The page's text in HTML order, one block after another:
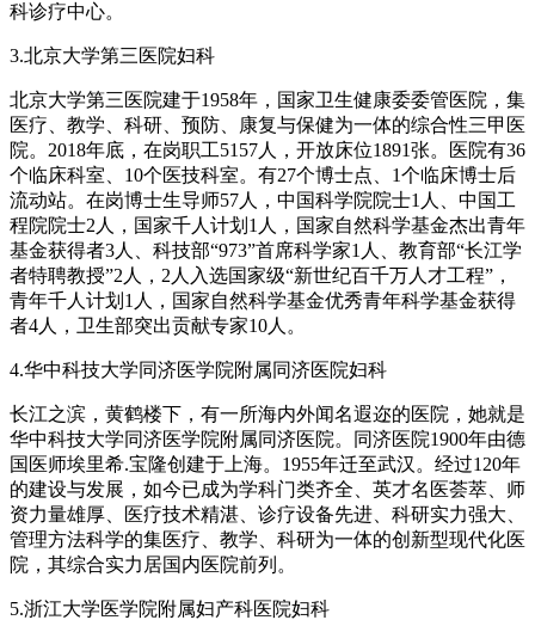
科诊疗中心。
3.北京大学第三医院妇科
北京大学第三医院建于1958年，国家卫生健康委委管医院，集
医疗、教学、科研、预防、康复与保健为一体的综合性三甲医
院。2018年底，在岗职工5157人，开放床位1891张。医院有36
个临床科室、10个医技科室。有27个博士点、1个临床博士后
流动站。在岗博士生导师57人，中国科学院院士1人、中国工
程院院士2人，国家千人计划1人，国家自然科学基金杰出青年
基金获得者3人、科技部“973”首席科学家1人、教育部“长江学
者特聘教授”2人，2人入选国家级“新世纪百千万人才工程”，
青年千人计划1人，国家自然科学基金优秀青年科学基金获得
者4人，卫生部突出贡献专家10人。
4.华中科技大学同济医学院附属同济医院妇科
长江之滨，黄鹤楼下，有一所海内外闻名遐迩的医院，她就是
华中科技大学同济医学院附属同济医院。同济医院1900年由德
国医师埃里希.宝隆创建于上海。1955年迁至武汉。经过120年
的建设与发展，如今已成为学科门类齐全、英才名医荟萃、师
资力量雄厚、医疗技术精湛、诊疗设备先进、科研实力强大、
管理方法科学的集医疗、教学、科研为一体的创新型现代化医
院，其综合实力居国内医院前列。
5.浙江大学医学院附属妇产科医院妇科